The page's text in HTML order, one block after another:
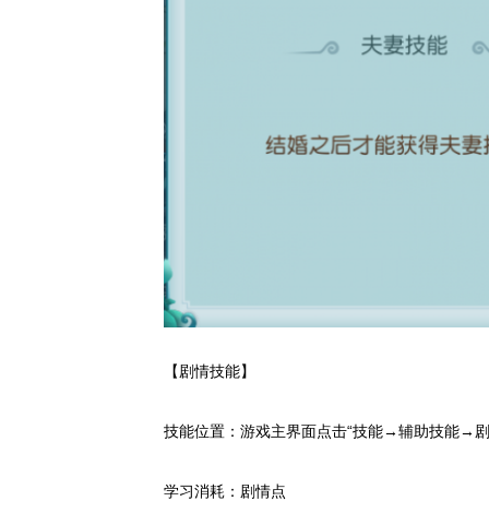
【剧情技能】
技能位置：游戏主界面点击“技能→辅助技能→
学习消耗：剧情点